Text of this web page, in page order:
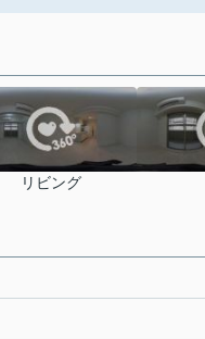
リビング